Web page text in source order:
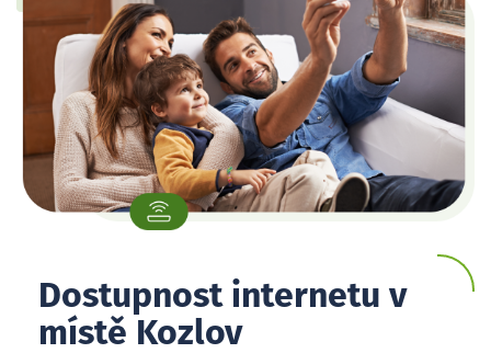
Dostupnost internetu v
místě Kozlov